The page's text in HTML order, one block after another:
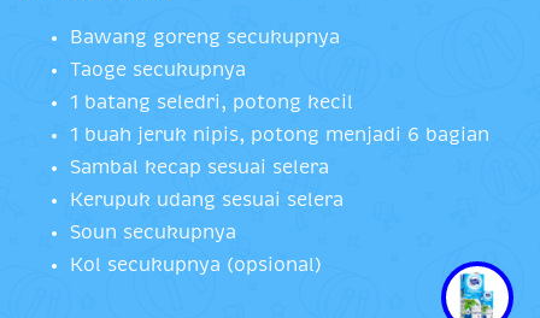
Bawang goreng secukupnya
Taoge secukupnya
1 batang seledri, potong kecil
1 buah jeruk nipis, potong menjadi 6 bagian
Sambal kecap sesuai selera
Kerupuk udang sesuai selera
Soun secukupnya
Kol secukupnya (opsional)